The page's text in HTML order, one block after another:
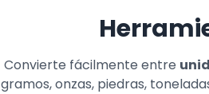
Convierte fácilmente entre
gramos, onzas, piedras,